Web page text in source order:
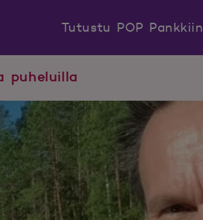
Tutustu POP Pankkiin
puheluilla